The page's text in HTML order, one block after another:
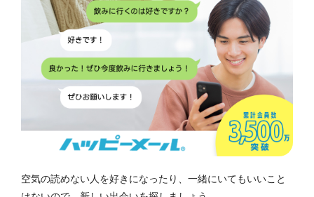
空気の読めない人を好きになったり、一緒にいてもいいこと